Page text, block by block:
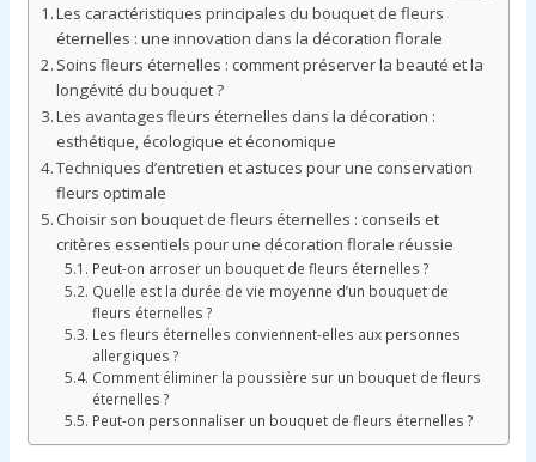
Les caractéristiques principales du bouquet de fleurs
éternelles : une innovation dans la décoration florale
Soins fleurs éternelles : comment préserver la beauté et la
longévité du bouquet ?
Les avantages fleurs éternelles dans la décoration :
esthétique, écologique et économique
Techniques d’entretien et astuces pour une conservation
fleurs optimale
Choisir son bouquet de fleurs éternelles : conseils et
critères essentiels pour une décoration florale réussie
Peut-on arroser un bouquet de fleurs éternelles ?
Quelle est la durée de vie moyenne d’un bouquet de
fleurs éternelles ?
Les fleurs éternelles conviennent-elles aux personnes
allergiques ?
Comment éliminer la poussière sur un bouquet de fleurs
éternelles ?
Peut-on personnaliser un bouquet de fleurs éternelles ?